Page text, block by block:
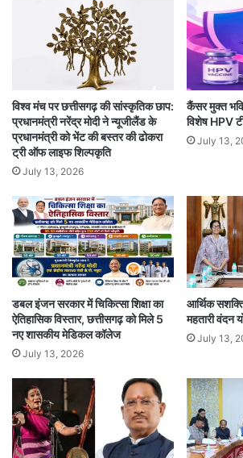
विश्व मंच पर छत्तीसगढ़ की सांस्कृतिक छाप:
प्रधानमंत्री नरेंद्र मोदी ने न्यूजीलैंड के
प्रधानमंत्री को भेंट की बस्तर की ढोकरा
ट्री ऑफ लाइफ शिल्पकृति
July 13, 2026
कैंसर मुक्त
विशेष HPV
July 13,
डबल इंजन सरकार में चिकित्सा शिक्षा का
ऐतिहासिक विस्तार, छत्तीसगढ़ को मिले 5
नए शासकीय मेडिकल कॉलेज
July 13, 2026
आर्थिक
महतारी वंदन
July 13,